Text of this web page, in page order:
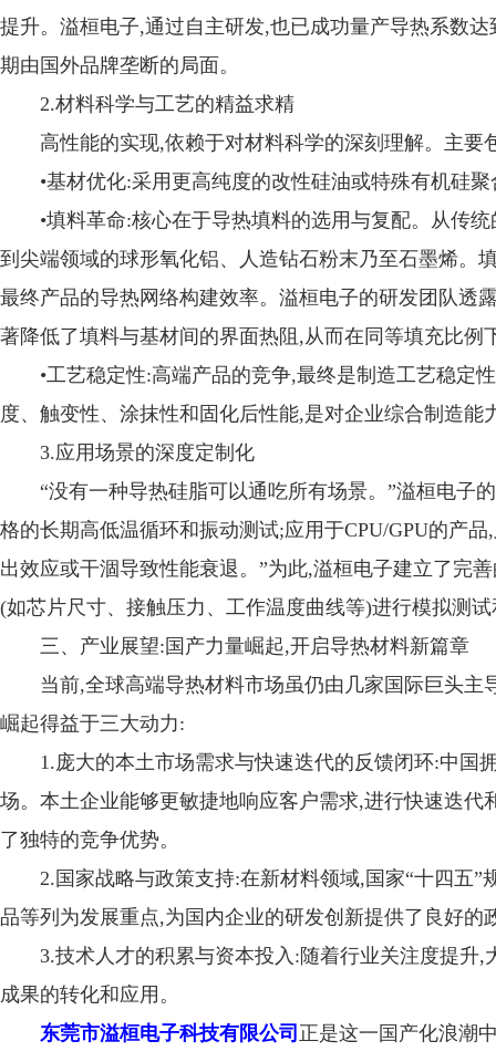
提升。溢桓电子,通过自主研发,也已成功量产导热系数
期由国外品牌垄断的局面。
2.材料科学与工艺的精益求精
高性能的实现,依赖于对材料科学的深刻理解。主要
•基材优化:采用更高纯度的改性硅油或特殊有机硅
•填料革命:核心在于导热填料的选用与复配。从传
到尖端领域的球形氧化铝、人造钻石粉末乃至石墨烯。
最终产品的导热网络构建效率。溢桓电子的研发团队透
著降低了填料与基材间的界面热阻,从而在同等填充比例
•工艺稳定性:高端产品的竞争,最终是制造工艺稳定
度、触变性、涂抹性和固化后性能,是对企业综合制造能
3.应用场景的深度定制化
“没有一种导热硅脂可以通吃所有场景。”溢桓电子
格的长期高低温循环和振动测试;应用于CPU/GPU的产
出效应或干涸导致性能衰退。”为此,溢桓电子建立了完
(如芯片尺寸、接触压力、工作温度曲线等)进行模拟测
三、产业展望:国产力量崛起,开启导热材料新篇章
当前,全球高端导热材料市场虽仍由几家国际巨头
崛起得益于三大动力:
1.庞大的本土市场需求与快速迭代的反馈闭环:中国
场。本土企业能够更敏捷地响应客户需求,进行快速迭代
了独特的竞争优势。
2.国家战略与政策支持:在新材料领域,国家“十四五
品等列为发展重点,为国内企业的研发创新提供了良好的
3.技术人才的积累与资本投入:随着行业关注度提升
成果的转化和应用。
东莞市溢桓电子科技有限公司 正是这一国产化浪潮